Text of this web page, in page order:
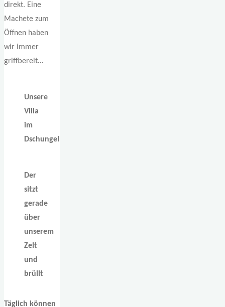
direkt. Eine
Machete zum
Öffnen haben
wir immer
griffbereit…
Unsere
Villa
im
Dschungel
Der
sitzt
gerade
über
unserem
Zelt
und
brüllt
Täglich können